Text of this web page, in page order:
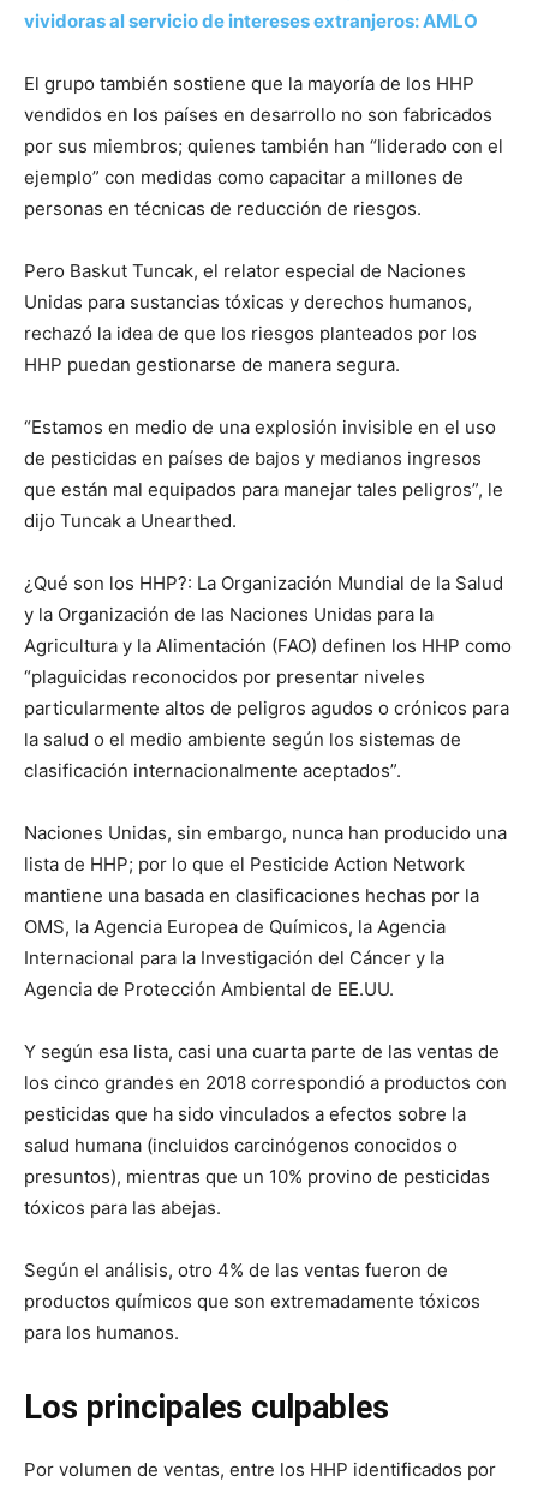
vividoras al servicio de intereses extranjeros: AMLO
El grupo también sostiene que la mayoría de los HHP
vendidos en los países en desarrollo no son fabricados
por sus miembros; quienes también han “liderado con el
ejemplo” con medidas como capacitar a millones de
personas en técnicas de reducción de riesgos.
Pero Baskut Tuncak, el relator especial de Naciones
Unidas para sustancias tóxicas y derechos humanos,
rechazó la idea de que los riesgos planteados por los
HHP puedan gestionarse de manera segura.
“Estamos en medio de una explosión invisible en el uso
de pesticidas en países de bajos y medianos ingresos
que están mal equipados para manejar tales peligros”, le
dijo Tuncak a Unearthed.
¿Qué son los HHP?: La Organización Mundial de la Salud
y la Organización de las Naciones Unidas para la
Agricultura y la Alimentación (FAO) definen los HHP como
“plaguicidas reconocidos por presentar niveles
particularmente altos de peligros agudos o crónicos para
la salud o el medio ambiente según los sistemas de
clasificación internacionalmente aceptados”.
Naciones Unidas, sin embargo, nunca han producido una
lista de HHP; por lo que el Pesticide Action Network
mantiene una basada en clasificaciones hechas por la
OMS, la Agencia Europea de Químicos, la Agencia
Internacional para la Investigación del Cáncer y la
Agencia de Protección Ambiental de EE.UU.
Y según esa lista, casi una cuarta parte de las ventas de
los cinco grandes en 2018 correspondió a productos con
pesticidas que ha sido vinculados a efectos sobre la
salud humana (incluidos carcinógenos conocidos o
presuntos), mientras que un 10% provino de pesticidas
tóxicos para las abejas.
Según el análisis, otro 4% de las ventas fueron de
productos químicos que son extremadamente tóxicos
para los humanos.
Los principales culpables
Por volumen de ventas, entre los HHP identificados por